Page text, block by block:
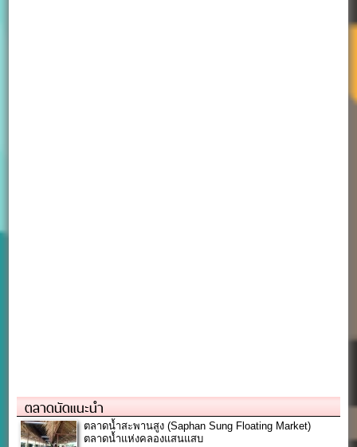
ตลาดนัดแนะนำ
ตลาดน้ำสะพานสูง (Saphan Sung Floating Market)
ตลาดน้ำแห่งคลองแสนแสบ